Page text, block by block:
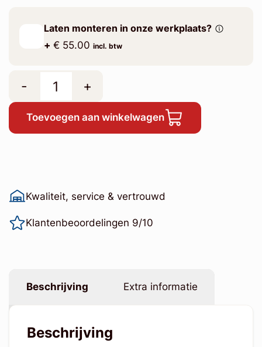
Laten monteren in onze werkplaats?
+ € 55.00 incl. btw
- +
Toevoegen aan winkelwagen
Kwaliteit, service & vertrouwd
Klantenbeoordelingen 9/10
Beschrijving Extra informatie
Beschrijving